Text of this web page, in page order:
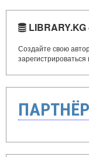
Создайте свою
зарегистрироваться